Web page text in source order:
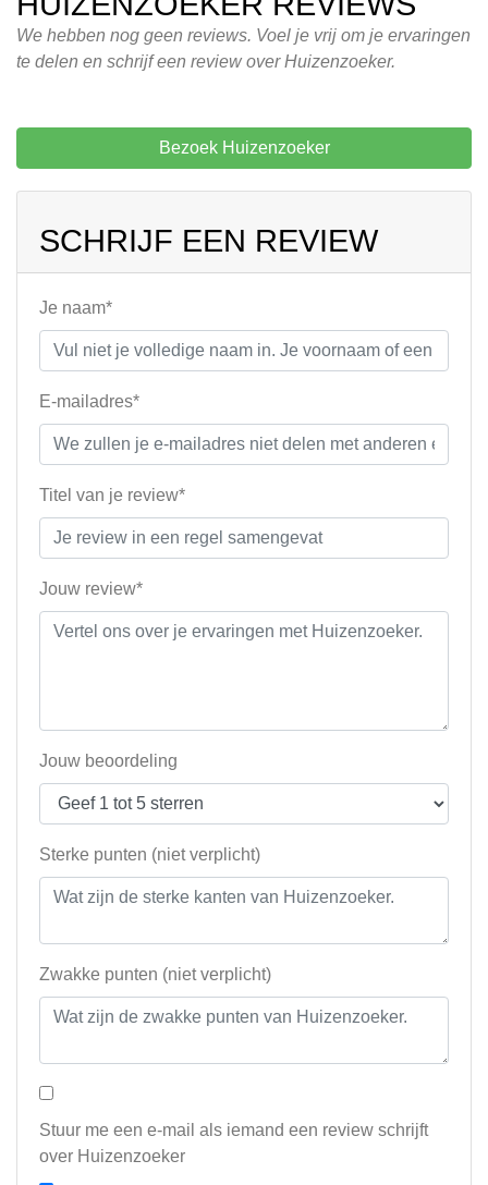
We hebben nog geen reviews. Voel je vrij om je ervaringen
te delen en schrijf een review over Huizenzoeker.
Bezoek Huizenzoeker
SCHRIJF EEN REVIEW
Je naam*
E-mailadres*
Titel van je review*
Jouw review*
Jouw beoordeling
Sterke punten (niet verplicht)
Zwakke punten (niet verplicht)
Stuur me een e-mail als iemand een review schrijft
over Huizenzoeker